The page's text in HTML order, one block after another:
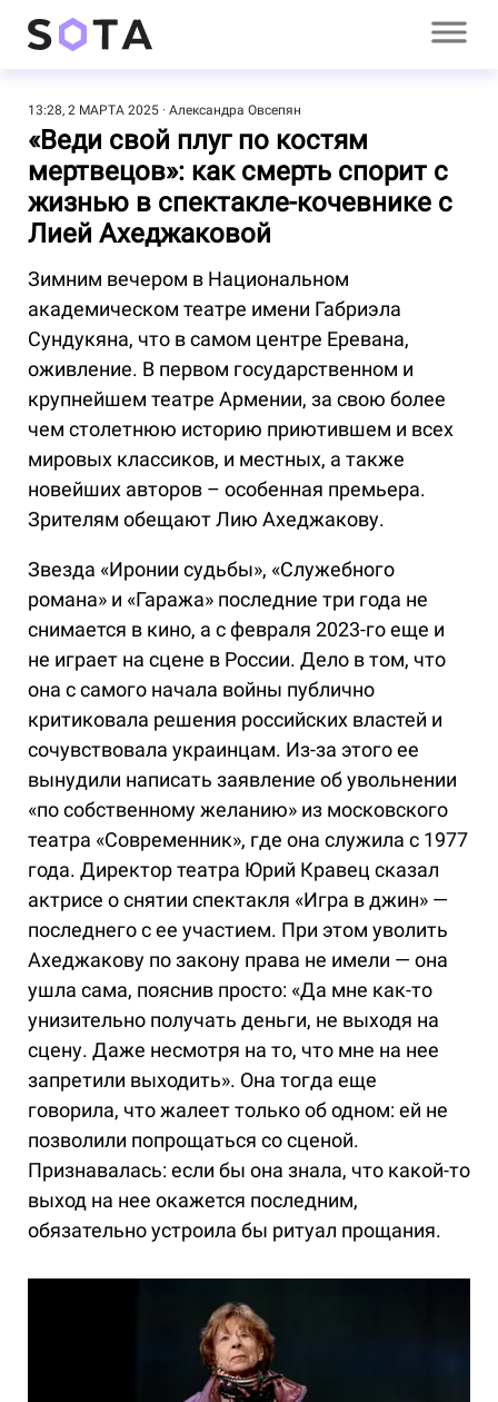
13:28, 2 МАРТА 2025 Александра Овсепян
«Веди свой плуг по костям
мертвецов»: как смерть спорит с
жизнью в спектакле-кочевнике с
Лией Ахеджаковой
Зимним вечером в Национальном
академическом театре имени Габриэла
Сундукяна, что в самом центре Еревана,
оживление. В первом государственном и
крупнейшем театре Армении, за свою более
чем столетнюю историю приютившем и всех
мировых классиков, и местных, а также
новейших авторов – особенная премьера.
Зрителям обещают Лию Ахеджакову.
Звезда «Иронии судьбы», «Служебного
романа» и «Гаража» последние три года не
снимается в кино, а с февраля 2023-го еще и
не играет на сцене в России. Дело в том, что
она с самого начала войны публично
критиковала решения российских властей и
сочувствовала украинцам. Из-за этого ее
вынудили написать заявление об увольнении
«по собственному желанию» из московского
театра «Современник», где она служила с 1977
года. Директор театра Юрий Кравец сказал
актрисе о снятии спектакля «Игра в джин» —
последнего с ее участием. При этом уволить
Ахеджакову по закону права не имели — она
ушла сама, пояснив просто: «Да мне как-то
унизительно получать деньги, не выходя на
сцену. Даже несмотря на то, что мне на нее
запретили выходить». Она тогда еще
говорила, что жалеет только об одном: ей не
позволили попрощаться со сценой.
Признавалась: если бы она знала, что какой-то
выход на нее окажется последним,
обязательно устроила бы ритуал прощания.